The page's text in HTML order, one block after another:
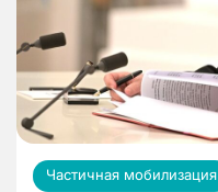
Частичная мобилизация